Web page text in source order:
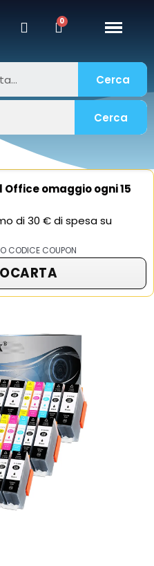
Cerca
Cerca
omaggio ogni 15
di 30 € di spesa su
CODICE COUPON